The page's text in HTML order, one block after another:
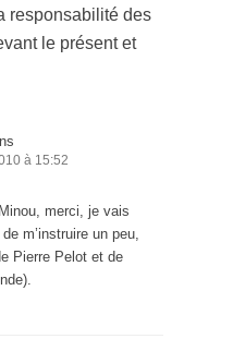
responsabilité des
le présent et
à 15:52
Minou, merci, je vais
m’instruire un peu,
Pierre Pelot et de